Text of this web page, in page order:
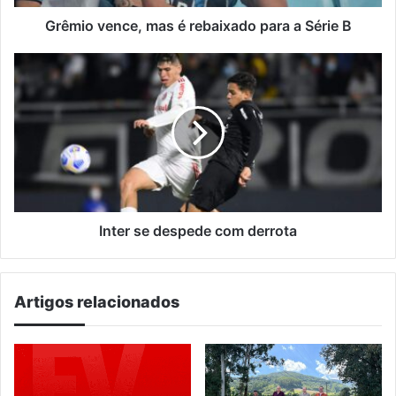
B
Grêmio vence, mas é rebaixado para a Série B
se
despede
com
Inter se despede com derrota
Artigos relacionados